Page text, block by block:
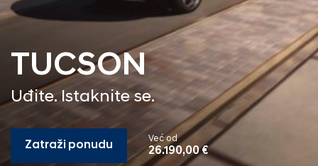
TUCSON
Uđite. Istaknite se.
Zatraži ponudu
Već od
26.190,00 €